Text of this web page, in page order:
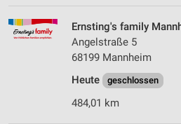
Ernsting's family
Angelstraße 5
68199 Mannheim
Heute
geschlossen
484,01 km